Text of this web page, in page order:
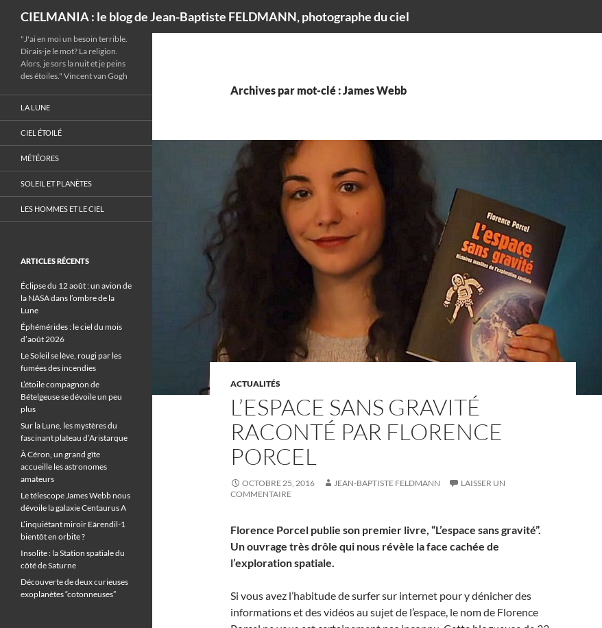
CIELMANIA : le blog de Jean-Baptiste FELDMANN, photographe du ciel
Archives par mot-clé : James Webb
ACTUALITÉS
L’ESPACE SANS GRAVITÉ
RACONTÉ PAR FLORENCE
PORCEL
OCTOBRE 25, 2016 JEAN-BAPTISTE FELDMANN
LAISSER UN
COMMENTAIRE
Florence Porcel publie son premier livre, “L’espace sans gravité”.
Un ouvrage très drôle qui nous révèle la face cachée de
l’exploration spatiale.
Si vous avez l’habitude de surfer sur internet pour y dénicher des
informations et des vidéos au sujet de l’espace, le nom de Florence
"J'ai en moi un besoin terrible.
Dirais-je le mot? La religion.
Alors, je sors la nuit et je peins
des étoiles." Vincent van Gogh
LA LUNE
CIEL ÉTOILÉ
MÉTÉORES
SOLEIL ET PLANÈTES
LES HOMMES ET LE CIEL
ARTICLES RÉCENTS
Éclipse du 12 août : un avion de
la NASA dans l’ombre de la
Lune
Éphémérides : le ciel du mois
d’août 2026
Le Soleil se lève, rougi par les
fumées des incendies
L’étoile compagnon de
Bételgeuse se dévoile un peu
plus
Sur la Lune, les mystères du
fascinant plateau d’Aristarque
À Céron, un grand gîte
accueille les astronomes
amateurs
Le télescope James Webb nous
dévoile la galaxie Centaurus A
L’inquiétant miroir Eärendil-1
bientôt en orbite ?
Insolite : la Station spatiale du
côté de Saturne
Découverte de deux curieuses
exoplanètes “cotonneuses”